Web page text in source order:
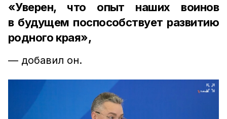
«Уверен, что опыт наших воинов
в будущем поспособствует развитию
родного края»,
— добавил он.